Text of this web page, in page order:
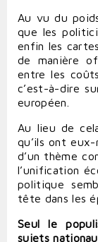
Au vu du
que les
enfin les
de manière
entre les
c’est-à-dire
européen.
Au lieu de
qu’ils ont eux-
d’un thème
l’unification
politique
tête dans les
Seul le
sujets